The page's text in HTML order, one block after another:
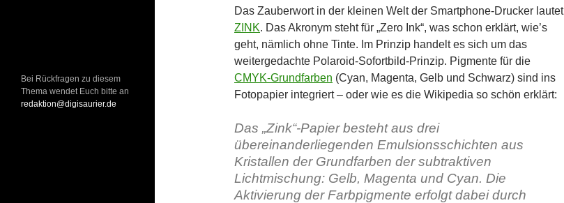
Das Zauberwort in der kleinen Welt der Smartphone-Drucker lautet
ZINK. Das Akronym steht für „Zero Ink“, was schon erklärt, wie’s
geht, nämlich ohne Tinte. Im Prinzip handelt es sich um das
weitergedachte Polaroid-Sofortbild-Prinzip. Pigmente für die
CMYK-Grundfarben (Cyan, Magenta, Gelb und Schwarz) sind ins
Fotopapier integriert – oder wie es die Wikipedia so schön erklärt:
Das „Zink“-Papier besteht aus drei
übereinanderliegenden Emulsionsschichten aus
Kristallen der Grundfarben der subtraktiven
Lichtmischung: Gelb, Magenta und Cyan. Die
Aktivierung der Farbpigmente erfolgt dabei durch
Bei Rückfragen zu diesem
Thema wendet Euch bitte an
redaktion@digisaurier.de